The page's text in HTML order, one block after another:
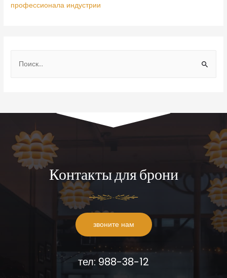
профессионала индустрии
Контакты для брони
звоните нам
тел: 988-38-12